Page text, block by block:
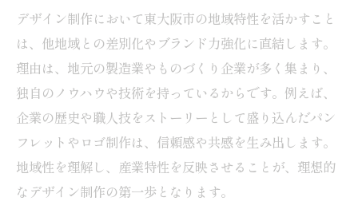
制作工程における地域特性の活用術
東大阪市ならではのデザイン制作アプロー
チ
地域力が集客力向上に与える影響を探る
ものづくり産業とデザイン制作の相乗効果
ものづくり企業が求めるデザイン制作とは
技術力とデザイン制作の調和ポイント
デザイン制作において東大阪市の地域特性を活かすこと
は、他地域との差別化やブランド力強化に直結します。
理由は、地元の製造業やものづくり企業が多く集まり、
独自のノウハウや技術を持っているからです。例えば、
企業の歴史や職人技をストーリーとして盛り込んだパン
フレットやロゴ制作は、信頼感や共感を生み出します。
地域性を理解し、産業特性を反映させることが、理想的
なデザイン制作の第一歩となります。